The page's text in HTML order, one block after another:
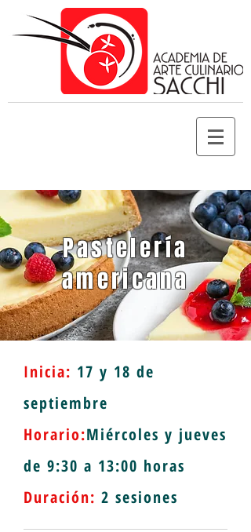
Pastelería
americana
Inicia: 17 y 18 de
septiembre
Horario:Miércoles y jueves
de 9:30 a 13:00 horas
Duración: 2 sesiones